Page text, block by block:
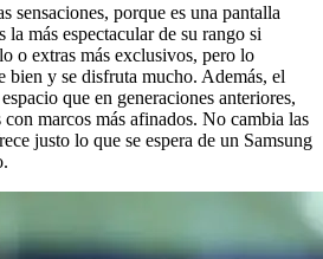
sensaciones, porque es una pantalla
más espectacular de su rango si
o extras más exclusivos, pero lo
bien y se disfruta mucho. Además, el
que en generaciones anteriores,
marcos más afinados. No cambia las
justo lo que se espera de un Samsung